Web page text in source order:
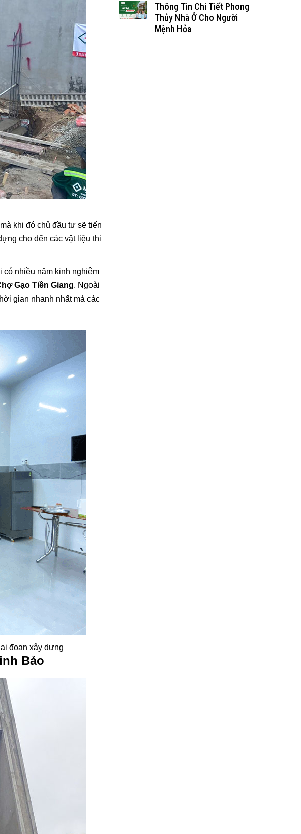
khi đó chủ đầu tư sẽ tiến
cho đến các vật liệu thi
có nhiều năm kinh nghiệm
Gạo Tiền Giang. Ngoài
gian nhanh nhất mà các
đoạn xây dựng
Bảo
Thông Tin Chi Tiết Phong
Thủy Nhà Ở Cho Người
Mệnh Hỏa